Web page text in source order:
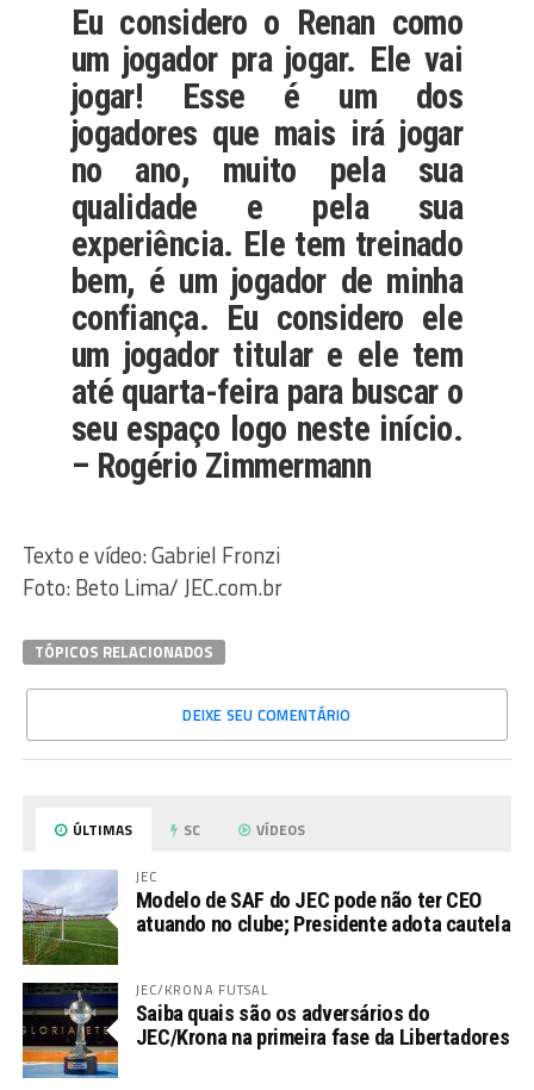
Eu considero o Renan como
um jogador pra jogar. Ele vai
jogar! Esse é um dos
jogadores que mais irá jogar
no ano, muito pela sua
qualidade e pela sua
experiência. Ele tem treinado
bem, é um jogador de minha
confiança. Eu considero ele
um jogador titular e ele tem
até quarta-feira para buscar o
seu espaço logo neste início.
– Rogério Zimmermann
Texto e vídeo: Gabriel Fronzi
Foto: Beto Lima/ JEC.com.br
TÓPICOS RELACIONADOS
DEIXE SEU COMENTÁRIO
ÚLTIMAS SC VÍDEOS
JEC
Modelo de SAF do JEC pode não ter CEO
atuando no clube; Presidente adota cautela
JEC/KRONA FUTSAL
Saiba quais são os adversários do
JEC/Krona na primeira fase da Libertadores